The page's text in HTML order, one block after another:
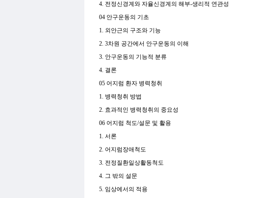
4. 전정신경계와 자율신경계의 해부-생리적 연관성
04 안구운동의 기초
1. 외안근의 구조와 기능
2. 3차원 공간에서 안구운동의 이해
3. 안구운동의 기능적 분류
4. 결론
05 어지럼 환자 병력청취
1. 병력청취 방법
2. 효과적인 병력청취의 중요성
06 어지럼 척도/설문 및 활용
1. 서론
2. 어지럼장애척도
3. 전정질환일상활동척도
4. 그 밖의 설문
5. 임상에서의 적용